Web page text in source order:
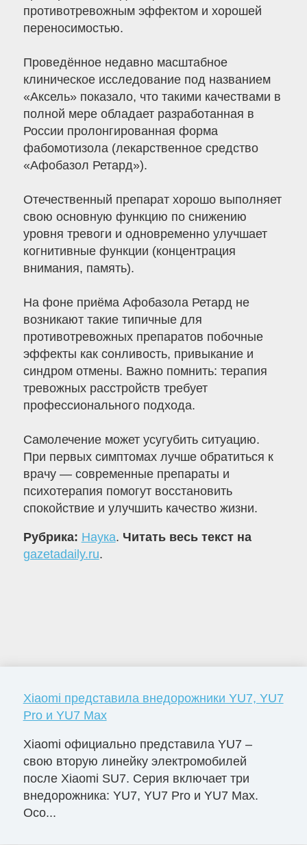
противотревожным эффектом и хорошей
переносимостью.
Проведённое недавно масштабное
клиническое исследование под названием
«Аксель» показало, что такими качествами в
полной мере обладает разработанная в
России пролонгированная форма
фабомотизола (лекарственное средство
«Афобазол Ретард»).
Отечественный препарат хорошо выполняет
свою основную функцию по снижению
уровня тревоги и одновременно улучшает
когнитивные функции (концентрация
внимания, память).
На фоне приёма Афобазола Ретард не
возникают такие типичные для
противотревожных препаратов побочные
эффекты как сонливость, привыкание и
синдром отмены. Важно помнить: терапия
тревожных расстройств требует
профессионального подхода.
Самолечение может усугубить ситуацию.
При первых симптомах лучше обратиться к
врачу — современные препараты и
психотерапия помогут восстановить
спокойствие и улучшить качество жизни.
Рубрика: Наука. Читать весь текст на
gazetadaily.ru.
Xiaomi представила внедорожники YU7, YU7
Pro и YU7 Max
Xiaomi официально представила YU7 –
свою вторую линейку электромобилей
после Xiaomi SU7. Серия включает три
внедорожника: YU7, YU7 Pro и YU7 Max.
Осо...